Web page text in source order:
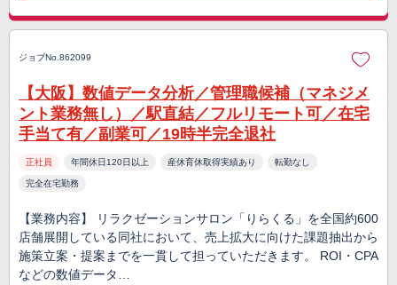
ジョブNo.862099
【大阪】数値データ分析／管理職候補（マネジメ
ント業務無し）／駅直結／フルリモート可／在宅
手当て有／副業可／19時半完全退社
正社員 年間休日120日以上 産休育休取得実績あり 転勤なし
完全在宅勤務
【業務内容】 リラクゼーションサロン「りらくる」を全国約600
店舗展開している同社において、売上拡大に向けた課題抽出から
施策立案・提案までを一貫して担っていただきます。 ROI・CPA
などの数値データ…